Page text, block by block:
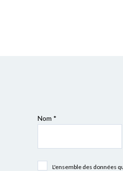
Nom *
L'ensemble des données